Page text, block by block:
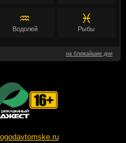
♒
Водолей
♓
Рыбы
на ближайшие дни